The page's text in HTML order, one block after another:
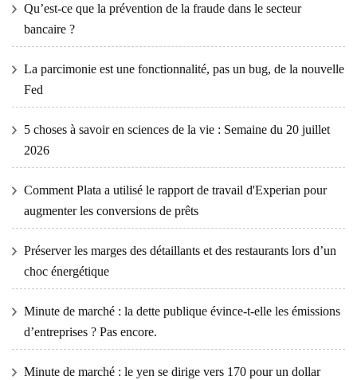
Qu’est-ce que la prévention de la fraude dans le secteur
bancaire ?
La parcimonie est une fonctionnalité, pas un bug, de la nouvelle
Fed
5 choses à savoir en sciences de la vie : Semaine du 20 juillet
2026
Comment Plata a utilisé le rapport de travail d'Experian pour
augmenter les conversions de prêts
Préserver les marges des détaillants et des restaurants lors d’un
choc énergétique
Minute de marché : la dette publique évince-t-elle les émissions
d’entreprises ? Pas encore.
Minute de marché : le yen se dirige vers 170 pour un dollar